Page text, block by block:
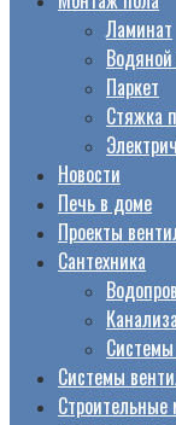
Ламинат
Паркет
Стяжка
Новости
Печь в доме
Проекты
Сантехника
Системы
Строительные